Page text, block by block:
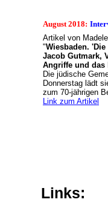
August 2018:
Artikel von
"Wiesbaden.
Jacob Gutmark,
Angriffe und das
Die jüdische
Donnerstag lädt
zum 70-jährigen
Link zum Artikel
Links: